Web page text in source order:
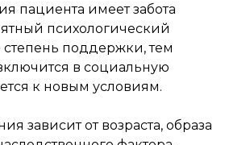
пациента имеет забота
психологический
поддержки, тем
в социальную
к новым условиям.
зависит от возраста, образа